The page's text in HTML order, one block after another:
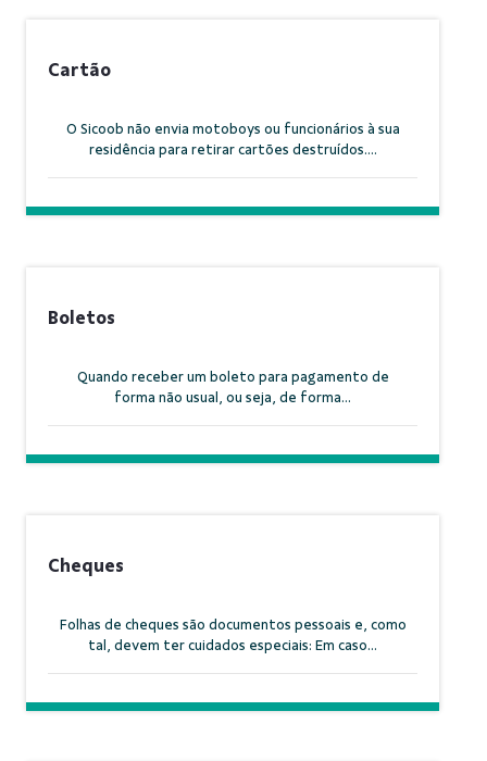
Cartão
O Sicoob não envia motoboys ou funcionários à sua
residência para retirar cartões destruídos....
Boletos
Quando receber um boleto para pagamento de
forma não usual, ou seja, de forma...
Cheques
Folhas de cheques são documentos pessoais e, como
tal, devem ter cuidados especiais: Em caso...